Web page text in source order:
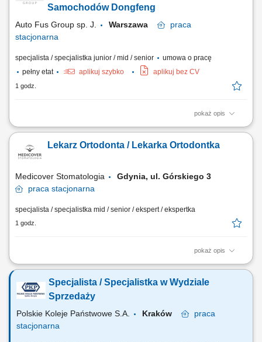
swobodnego przeprowadzania prezentacji w języku angielskim.
Samochodów Dongfeng
Auto Fus Group sp. J. Warszawa
praca
stacjonarna
specjalista / specjalistka junior / mid / senior
umowa o pracę
pełny etat
aplikuj szybko aplikuj bez CV
1 godz.
pokaż opis
Motoryzacja to Twoja pasja, a sprzedaż daje Ci satysfakcję? Chcesz
motoryzacyjnych? Poszukujemy Doradcy/Doradczyni ds. Sprzedaży
Samochodów marki Dongfeng, który z zaangażowaniem będzie
Lekarz Ortodonta / Lekarka Ortodontka
Medicover Stomatologia
Gdynia, ul. Górskiego 3
praca stacjonarna
specjalista / specjalistka mid / senior / ekspert / ekspertka
1 godz.
pokaż opis
Zapraszamy do współpracy lekarzy dentystów/ lekarki dentystki z
obejmować: leczenie ortodontyczne pacjentów z wykorzystaniem
nowoczesnych metod, m.in. aparatami stałymi, ruchomymi,
Specjalista / Specjalistka w Wydziale
Sprzedaży
Polskie Koleje Państwowe S.A. Kraków
praca
stacjonarna